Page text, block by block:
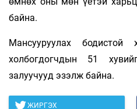
байна.
Мансууруулах бодистой
холбогдогчдын 51
залуучууд эзэлж байна.
ЖИРГЭХ